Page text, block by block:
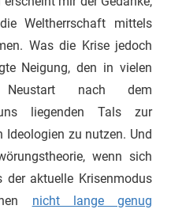
Weltherrschaft mittels
Was die Krise jedoch
Neigung, den in vielen
Neustart nach dem
liegenden Tals zur
Ideologien zu nutzen. Und
wenn sich
der aktuelle Krisenmodus
nicht lange genug